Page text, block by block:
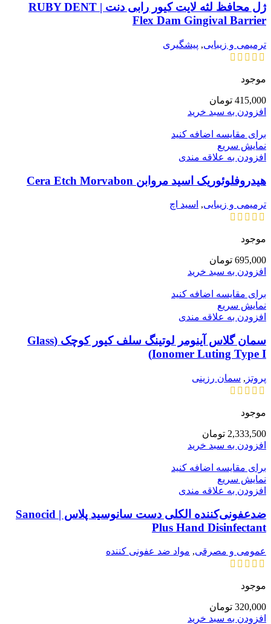
ژل محافظ لثه لایت کیور رابی دنت | RUBY DENT
Flex Dam Gingival Barrier
ترمیمی و زیبایی, پیشگیری
موجود
415,000 تومان
افزودن به سبد خرید
برای مقایسه اضافه کنید
نمایش سریع
افزودن به علاقه مندی
هیدروفلوئوریک اسید مروابن Cera Etch Morvabon
ترمیمی و زیبایی, اسید اچ
موجود
695,000 تومان
افزودن به سبد خرید
برای مقایسه اضافه کنید
نمایش سریع
افزودن به علاقه مندی
سمان گلاس آینومر لوتینگ سلف کیور کوچک (Glass
Ionomer Luting Type I)
پروتز , سمان رزینی
موجود
2,333,500 تومان
افزودن به سبد خرید
برای مقایسه اضافه کنید
نمایش سریع
افزودن به علاقه مندی
ضدعفونی‌کننده الکلی دست سانوسید پلاس | Sanocid
Plus Hand Disinfectant
عمومی و مصرقی, مواد ضد عفونی کننده
موجود
320,000 تومان
افزودن به سبد خرید